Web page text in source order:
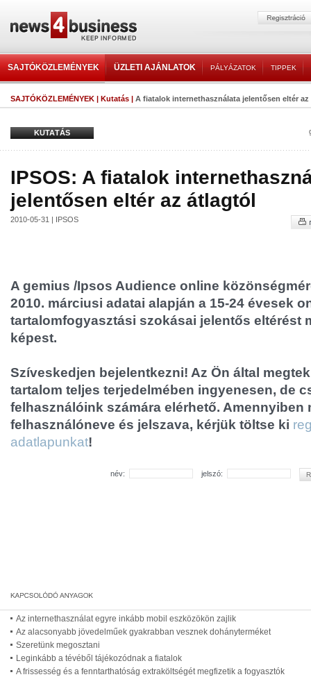
SAJTÓKÖZLEMÉNYEK ÜZLETI AJÁNLATOK PÁLYÁZATOK TIPPEK
SAJTÓKÖZLEMÉNYEK | Kutatás | A fiatalok internethasználata jelentősen eltér
KUTATÁS
IPSOS: A fiatalok
jelentősen eltér az átlagtól
2010-05-31 | IPSOS
A gemius /Ipsos Audience online
2010. márciusi adatai alapján a 15-24 évesek
tartalomfogyasztási szokásai jelentős eltérést
képest.
Szíveskedjen bejelentkezni! Az Ön által
tartalom teljes terjedelmében ingyenesen, de
felhasználóink számára elérhető. Amennyiben
felhasználóneve és jelszava, kérjük töltse ki
adatlapunkat!
név: jelszó:
Az internethasználat egyre inkább mobil eszközökön zajlik
Az alacsonyabb jövedelműek gyakrabban vesznek dohányterméket
Szeretünk megosztani
Leginkább a tévéből tájékozódnak a fiatalok
A frissesség és a fenntarthatóság extraköltségét megfizetik a fogyasztók